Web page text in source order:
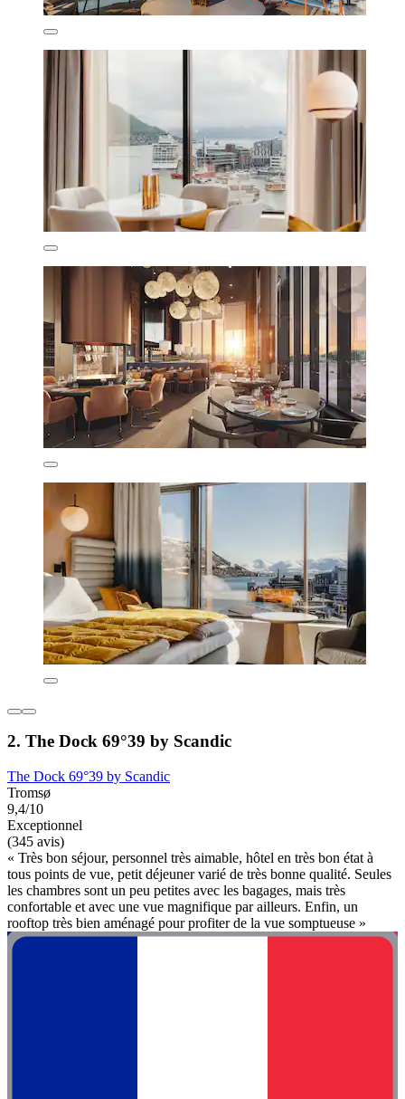
2. The Dock 69°39 by Scandic
The Dock 69°39 by Scandic
Tromsø
9,4/10
Exceptionnel
(345 avis)
« Très bon séjour, personnel très aimable, hôtel en très bon état à
tous points de vue, petit déjeuner varié de très bonne qualité. Seules
les chambres sont un peu petites avec les bagages, mais très
confortable et avec une vue magnifique par ailleurs. Enfin, un
rooftop très bien aménagé pour profiter de la vue somptueuse »